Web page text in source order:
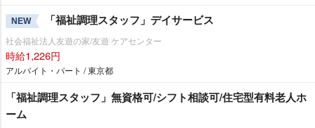
NEW 「福祉調理スタッフ」デイサービス
社会福祉法人友遊の家/友遊 ケアセンター
時給1,226円
アルバイト・パート / 東京都
「福祉調理スタッフ」無資格可/シフト相談可/住宅型有料老人ホ
ーム